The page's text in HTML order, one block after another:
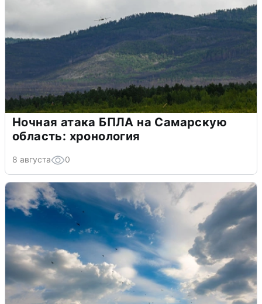
Ночная атака БПЛА на Самарскую
область: хронология
8 августа 0